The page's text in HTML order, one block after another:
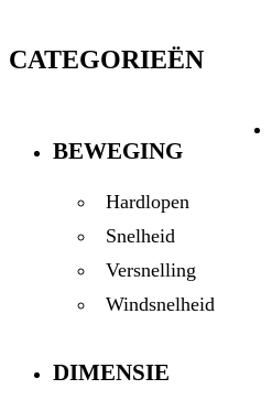
CATEGORIEËN
BEWEGING
Hardlopen
Snelheid
Versnelling
Windsnelheid
DIMENSIE